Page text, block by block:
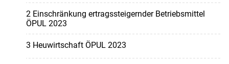
2 Einschränkung ertragssteigernder Betriebsmittel
ÖPUL 2023
3 Heuwirtschaft ÖPUL 2023